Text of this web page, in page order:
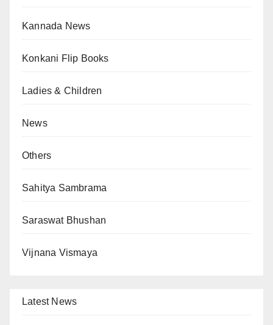
Kannada News
Konkani Flip Books
Ladies & Children
News
Others
Sahitya Sambrama
Saraswat Bhushan
Vijnana Vismaya
Latest News